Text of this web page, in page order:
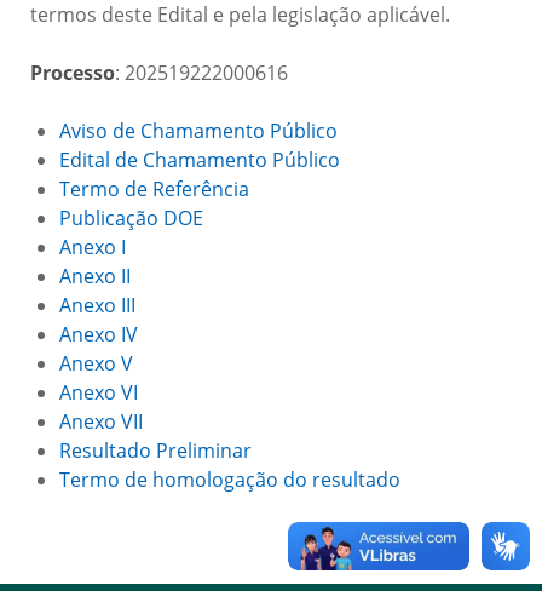
termos deste Edital e pela legislação aplicável.
Processo: 202519222000616
Aviso de Chamamento Público
Edital de Chamamento Público
Termo de Referência
Publicação DOE
Anexo I
Anexo II
Anexo III
Anexo IV
Anexo V
Anexo VI
Anexo VII
Resultado Preliminar
Termo de homologação do resultado